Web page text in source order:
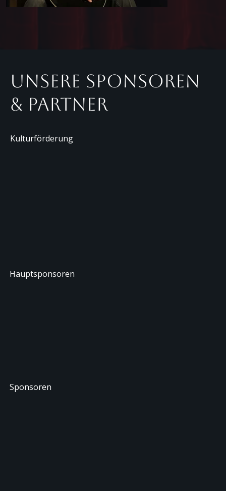
Unsere Sponsoren
& Partner
Kulturförderung
Hauptsponsoren
Sponsoren